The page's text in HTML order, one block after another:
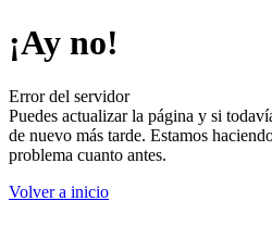
¡Ay no!
Error del servidor
Puedes actualizar la página y si
de nuevo más tarde. Estamos
problema cuanto antes.
Volver a inicio